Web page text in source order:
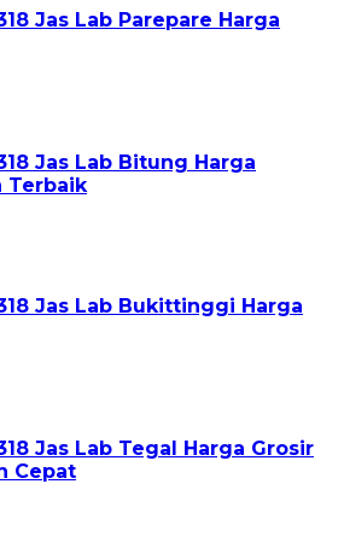
Jas Lab Parepare Harga
Jas Lab Bitung Harga
Terbaik
Jas Lab Bukittinggi Harga
Jas Lab Tegal Harga Grosir
Cepat